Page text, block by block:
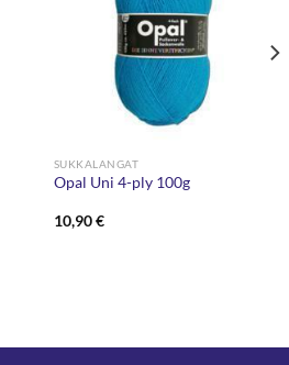
SUKKALANGAT
Opal Uni 4-ply 100g
10,90€